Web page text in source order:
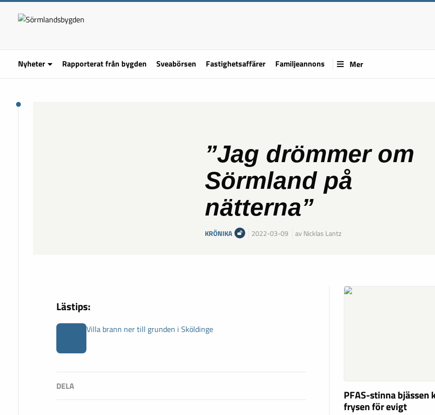
Nyheter Rapporterat från bygden Sveabörsen Fastighetsaffärer Familjeannons Mer
”Jag drömmer om
Sörmland på
nätterna”
KRÖNIKA 2022-03-09 av Nicklas Lantz
Lästips:
Villa brann ner till grunden i Sköldinge
PFAS-stinna bjässen
frysen för evigt